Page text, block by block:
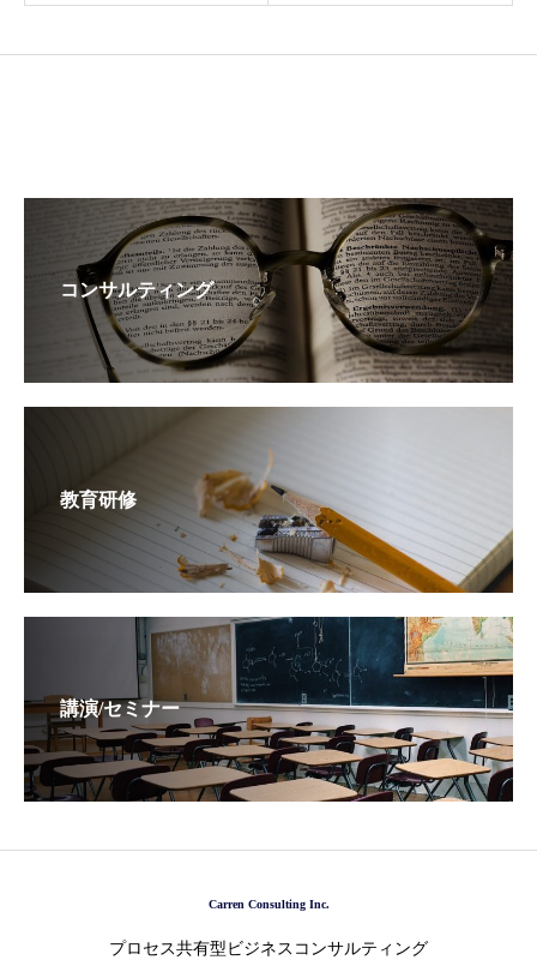
コンサルティング
教育研修
講演/セミナー
Carren Consulting Inc.
プロセス共有型ビジネスコンサルティング